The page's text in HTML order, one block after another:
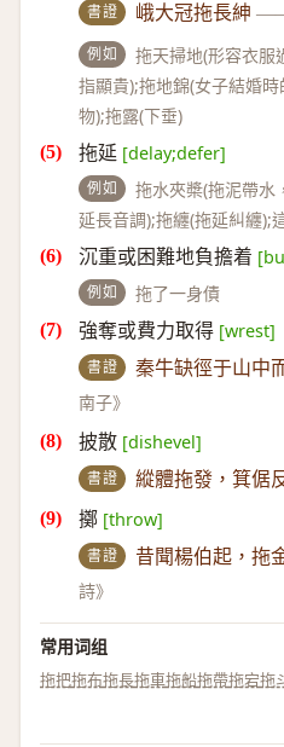
書證 峨大冠拖長紳
例如
拖天掃地(形容衣服
指顯貴);拖地錦(女子結婚
物);拖露(下垂)
拖延 [delay;defer]
例如
拖水夾槳(拖泥帶水
延長音調);拖纏(拖延糾纏);
沉重或困難地負擔着
例如 拖了一身債
強奪或費力取得 [wrest]
書證 秦牛缺徑于山中
南子》
披散 [dishevel]
書證 縱體拖發，箕倨
擲 [throw]
書證 昔聞楊伯起，拖
詩》
常用词组
拖把拖布拖長拖車拖船拖帶拖宕拖